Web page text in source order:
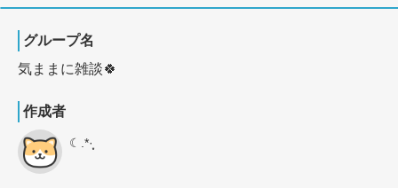
グループ名
気ままに雑談🍀
作成者
☾︎.*·̩͙